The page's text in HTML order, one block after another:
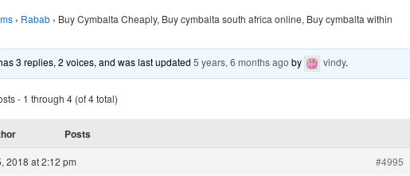
› Rabab › Buy Cymbalta Cheaply, Buy cymbalta south africa online, Buy cymbalta within
3 replies, 2 voices, and was last updated5 years, 6 months ago by vindy.
- 1 through 4 (of 4 total)
Posts
2018 at 2:12 pm #4995